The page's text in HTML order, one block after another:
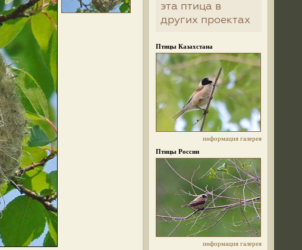
эта птица в
других проектах
Птицы Казахстана
информация галерея
Птицы России
информация галерея